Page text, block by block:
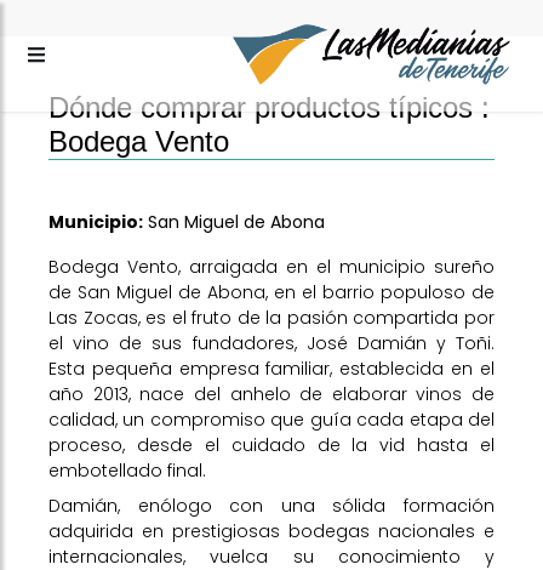
Dónde comprar productos típicos :
Bodega Vento
Municipio: San Miguel de Abona
Bodega Vento, arraigada en el municipio sureño
de San Miguel de Abona, en el barrio populoso de
Las Zocas, es el fruto de la pasión compartida por
el vino de sus fundadores, José Damián y Toñi.
Esta pequeña empresa familiar, establecida en el
año 2013, nace del anhelo de elaborar vinos de
calidad, un compromiso que guía cada etapa del
proceso, desde el cuidado de la vid hasta el
embotellado final.
Damián, enólogo con una sólida formación
adquirida en prestigiosas bodegas nacionales e
internacionales, vuelca su conocimiento y